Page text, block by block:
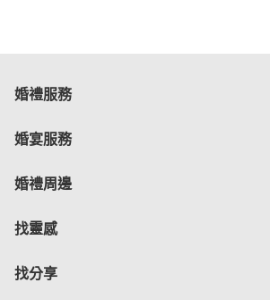
婚禮服務
婚宴服務
婚禮周邊
找靈感
找分享